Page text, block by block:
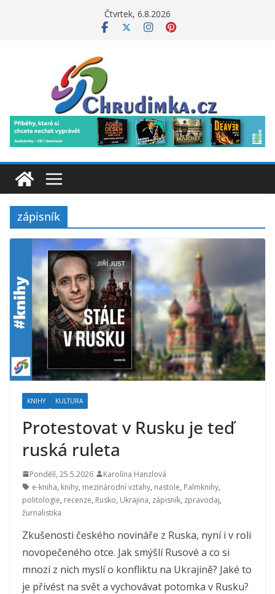
Čtvrtek, 6.8.2026
zápisník
KNIHY KULTURA
Protestovat v Rusku je teď
ruská ruleta
Pondělí, 25.5.2026
Karolína Hanzlová
e-kniha, knihy, mezinárodní vztahy, nastole, Palmknihy,
politologie, recenze, Rusko, Ukrajina, zápisník, zpravodaj,
žurnalistika
Zkušenosti českého novináře z Ruska, nyní i v roli
novopečeného otce. Jak smýšlí Rusové a co si
mnozí z nich myslí o konfliktu na Ukrajině? Jaké to
je přivést na svět a vychovávat potomka v Rusku?